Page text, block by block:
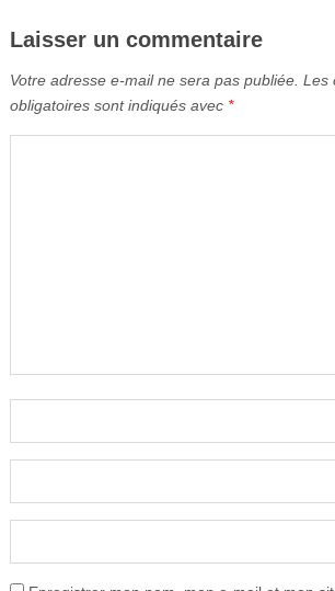
Laisser un commentaire
Votre adresse e-mail ne sera pas publiée. Les
obligatoires sont indiqués avec *